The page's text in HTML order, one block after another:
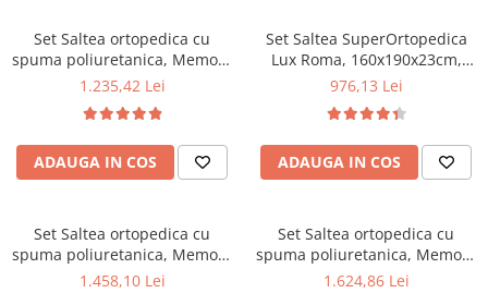
Set Saltea ortopedica cu
spuma poliuretanica, Memory
Foam 5 cm Paris,
sistem de aerisire perimetral,
Saltex plus 2 perne matlasate
microfibra 50x70cm, lavabile
la 60°C
1.235,42 Lei
ADAUGA IN COS
Set Saltea SuperOrtopedica
Lux Roma, 160x190x23cm,
fermitate tare, cu plasa arcuri
aerisire perimetral, Saltex
plus 2 perne matlasate
microfibra 50x70cm, lavabile
la 60°C
976,13 Lei
ADAUGA IN COS
Set Saltea ortopedica cu
spuma poliuretanica, Memory
Foam 5 cm Paris,
1.458,10 Lei
Set Saltea ortopedica cu
spuma poliuretanica, Memory
Foam 5 cm Paris,
1.624,86 Lei